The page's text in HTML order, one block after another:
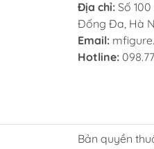
-----
#figure
Địa chỉ: Số
Đống Đa, Hà
Email:
Hotline:
Bản quyền